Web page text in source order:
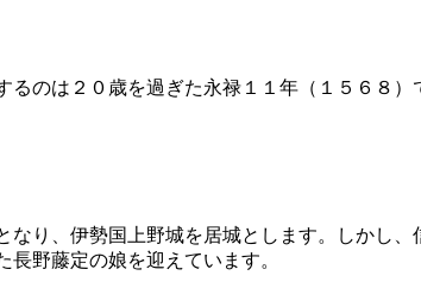
のは２０歳を過ぎた永禄１１年（１５６８
り、伊勢国上野城を居城とします。しかし
野藤定の娘を迎えています。